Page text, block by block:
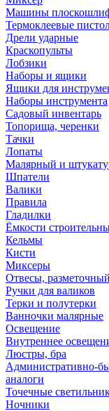
Машины
Термоклеевые
Дрели ударные
Краскопульты
Лобзики
Наборы и ящики
Ящики для
Наборы инструмента
Садовый инвентарь
Топорища, черенки
Тачки
Лопаты
Малярный и
Шпатели
Валики
Правила
Гладилки
Ёмкости
Кельмы
Кисти
Миксеры
Отвесы,
Ручки для валиков
Терки и полутерки
Ванночки малярные
Освещение
Внутреннее
Люстры, бра
Административно-
аналоги
Точечные
Ночники